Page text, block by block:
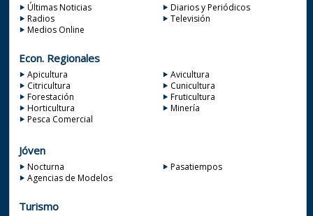
Últimas Noticias
Diarios y Periódicos
Radios
Televisión
Medios Online
Econ. Regionales
Apicultura
Avicultura
Citricultura
Cunicultura
Forestación
Fruticultura
Horticultura
Minería
Pesca Comercial
Jóven
Nocturna
Pasatiempos
Agencias de Modelos
Turismo